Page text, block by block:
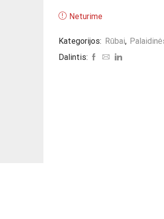
Neturime
Kategorijos: Rūbai,
Dalintis: